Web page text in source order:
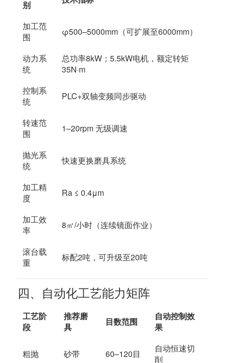
别
加工范
围
φ500–5000mm（可扩展至6000mm）
动力系
统
总功率8kW；5.5kW电机，额定转矩
35N·m
控制系
统
PLC+双轴变频同步驱动
转速范
围
1–20rpm 无级调速
抛光系
统
快速更换磨具系统
加工精
度
Ra ≤ 0.4μm
加工效
率
8㎡/小时（连续镜面作业）
滚台载
重
标配2吨，可升级至20吨
四、自动化工艺能力矩阵
工艺阶
段
推荐磨
具
目数范围
自动控制效
果
粗抛 砂带 60–120目
自动恒速切
削